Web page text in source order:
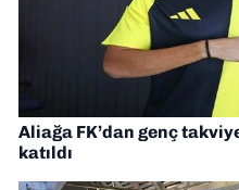
Aliağa FK’dan genç
katıldı